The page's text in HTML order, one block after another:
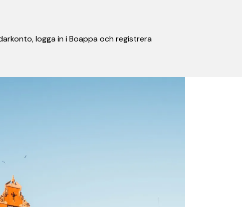
logga in i Boappa och registrera